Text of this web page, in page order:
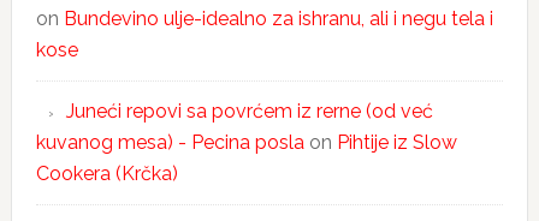
on Bundevino ulje-idealno za ishranu, ali i negu tela i
kose
Juneći repovi sa povrćem iz rerne (od već
kuvanog mesa) - Pecina poslaon Pihtije iz Slow
Cookera (Krčka)